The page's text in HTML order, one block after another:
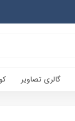
گالری تصاویر